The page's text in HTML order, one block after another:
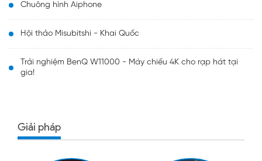
Chuông hình Aiphone
Hội thảo Misubitshi - Khai Quốc
Trải nghiệm BenQ W11000 - Máy chiếu 4K cho rạp hát tại
gia!
Giải pháp